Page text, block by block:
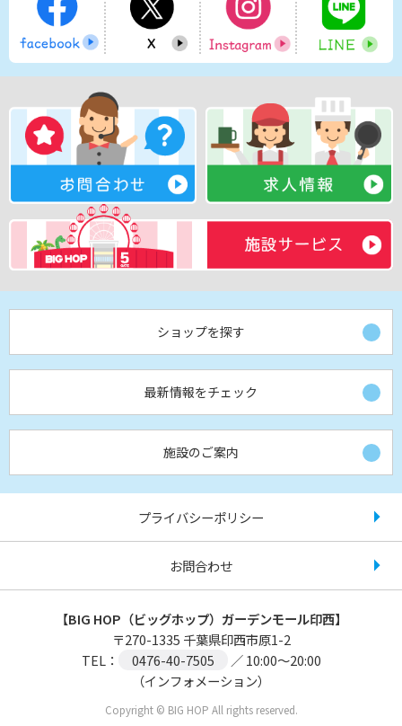
ショップを探す
最新情報をチェック
施設のご案内
プライバシーポリシー
お問合わせ
【BIG HOP（ビッグホップ）ガーデンモール印西】
〒270-1335 千葉県印西市原1-2
TEL：
0476-40-7505
／ 10:00～20:00
（インフォメーション）
Copyright © BIG HOP All rights reserved.